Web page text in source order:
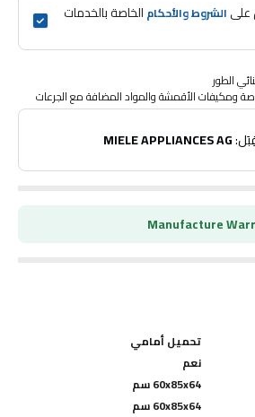
على الشروط والأحكام
الطور
ومكيفات الأقمشة والمواد المضافة مع الجرعات
MIELE APPLIANCES AG
Manufacture
تحميل أمامي
نعم
60x85x64 سم
60x85x64 سم